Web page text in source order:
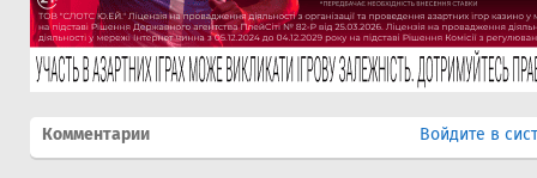
Комментарии Войдите в